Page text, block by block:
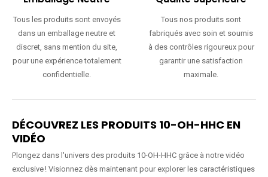
Tous les produits sont envoyés
dans un emballage neutre et
discret, sans mention du site,
pour une expérience totalement
confidentielle.
Tous nos produits sont
fabriqués avec soin et soumis
à des contrôles rigoureux pour
garantir une satisfaction
maximale.
DÉCOUVREZ LES PRODUITS 10-OH-HHC EN
VIDÉO
Plongez dans l'univers des produits 10-OH-HHC grâce à notre vidéo
exclusive ! Visionnez dès maintenant pour explorer les caractéristiques